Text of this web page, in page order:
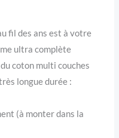
fil des ans est à votre
ultra complète
coton multi couches
longue durée :
(à monter dans la